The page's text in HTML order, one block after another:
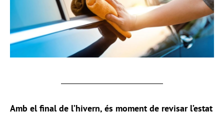
Amb el final de l’hivern, és moment de revisar l’estat